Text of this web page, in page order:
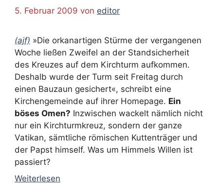
5. Februar 2009 von editor
(ajf) »Die orkanartigen Stürme der vergangenen
Woche ließen Zweifel an der Standsicherheit
des Kreuzes auf dem Kirchturm aufkommen.
Deshalb wurde der Turm seit Freitag durch
einen Bauzaun gesichert«, schreibt eine
Kirchengemeinde auf ihrer Homepage. Ein
böses Omen? Inzwischen wackelt nämlich nicht
nur ein Kirchturmkreuz, sondern der ganze
Vatikan, sämtliche römischen Kuttenträger und
der Papst himself. Was um Himmels Willen ist
passiert?
Weiterlesen